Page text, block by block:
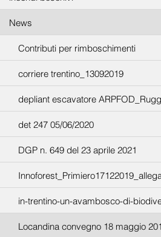
News
Contributi per rimboschimenti
corriere trentino_13092019
depliant escavatore
det 247 05/06/2020
DGP n. 649 del 23 aprile 2021
in-trentino-un-avambosco-di-
Locandina convegno 18 maggio